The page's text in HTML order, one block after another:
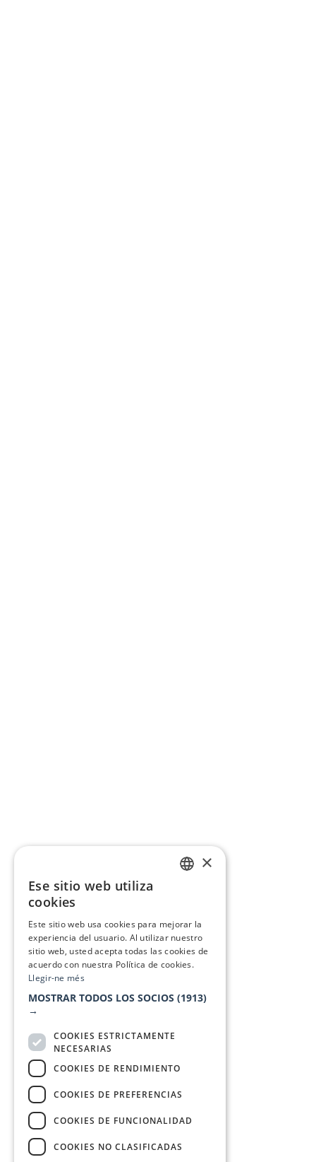
×
Ese sitio web utiliza
cookies
Este sitio web usa cookies para mejorar la
experiencia del usuario. Al utilizar nuestro
sitio web, usted acepta todas las cookies de
acuerdo con nuestra Política de cookies.
Llegir-ne més
MOSTRAR TODOS LOS SOCIOS (1913)
→
COOKIES ESTRICTAMENTE
NECESARIAS
COOKIES DE RENDIMIENTO
COOKIES DE PREFERENCIAS
COOKIES DE FUNCIONALIDAD
COOKIES NO CLASIFICADAS